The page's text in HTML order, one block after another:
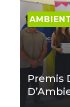
Premis